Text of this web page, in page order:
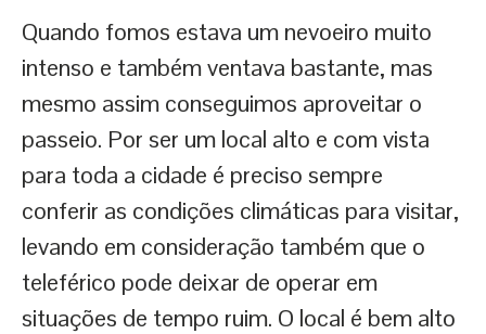
Quando fomos estava um nevoeiro muito
intenso e também ventava bastante, mas
mesmo assim conseguimos aproveitar o
passeio. Por ser um local alto e com vista
para toda a cidade é preciso sempre
conferir as condições climáticas para visitar,
levando em consideração também que o
teleférico pode deixar de operar em
situações de tempo ruim. O local é bem alto